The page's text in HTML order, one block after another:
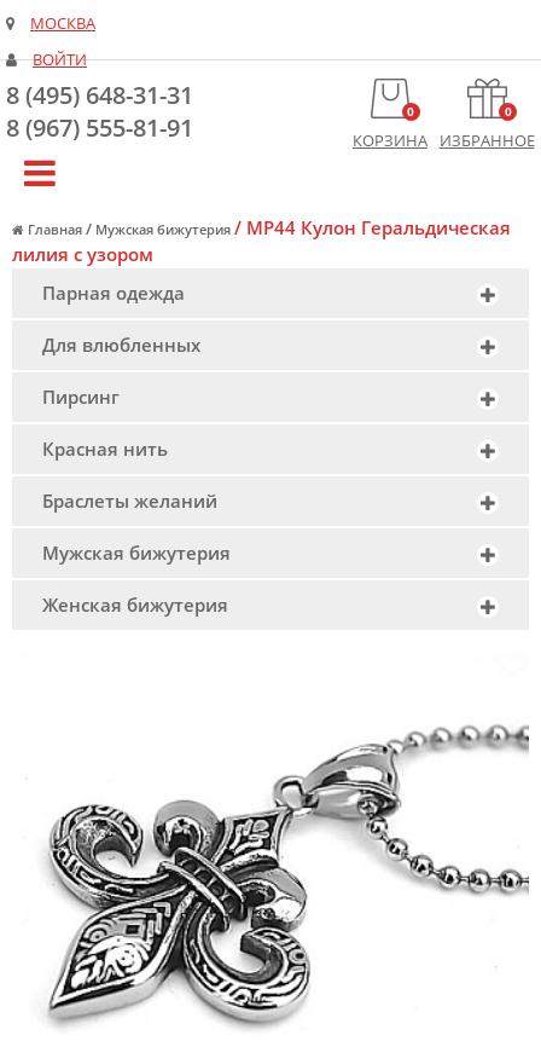
МОСКВА
ВОЙТИ
8 (495) 648-31-31
8 (967) 555-81-91
0
КОРЗИНА
0
ИЗБРАННОЕ
Главная / Мужская бижутерия / MP44 Кулон Геральдическая
лилия с узором
Парная одежда
Для влюбленных
Пирсинг
Красная нить
Браслеты желаний
Мужская бижутерия
Женская бижутерия